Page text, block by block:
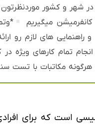
شهر و کشور موردنظرتون
های لازم رو
تمام کارهای ویژه
مکاتبات با تست سنتر .
است که برای